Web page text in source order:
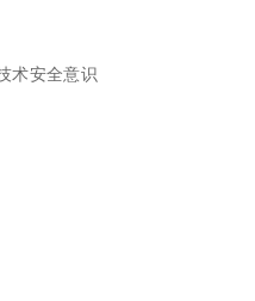
术安全意识